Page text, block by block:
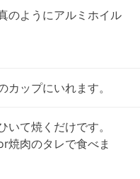
のようにアルミホイル
カップにいれます。
て焼くだけです。
焼肉のタレで食べま